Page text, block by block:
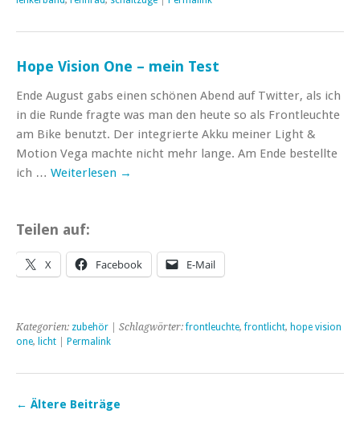
Hope Vision One – mein Test
Ende August gabs einen schönen Abend auf Twitter, als ich
in die Runde fragte was man den heute so als Frontleuchte
am Bike benutzt. Der integrierte Akku meiner Light &
Motion Vega machte nicht mehr lange. Am Ende bestellte
ich … Weiterlesen →
Teilen auf:
X Facebook E-Mail
Kategorien: zubehör | Schlagwörter:frontleuchte,frontlicht, hope vision
one, licht Permalink
← Ältere Beiträge